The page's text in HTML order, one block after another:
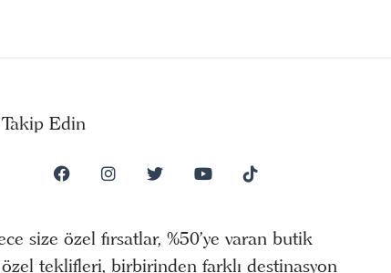
Edin
size özel fırsatlar, %50’ye varan butik
teklifleri, birbirinden farklı destinasyon